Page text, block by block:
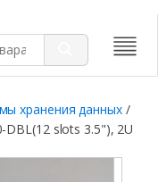
хранения данных/
slots 3.5"), 2U